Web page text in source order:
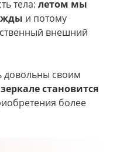
тела: летом мы
и потому
внешний
своим
становится
более